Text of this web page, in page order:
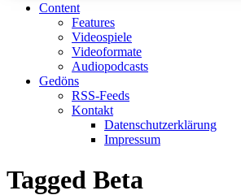
Content
Features
Videospiele
Videoformate
Audiopodcasts
Gedöns
RSS-Feeds
Kontakt
Datenschutzerklärung
Impressum
Tagged Beta